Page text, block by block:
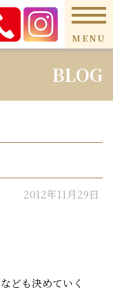
MENU
BLOG
2012年11月29日
ども決めていく